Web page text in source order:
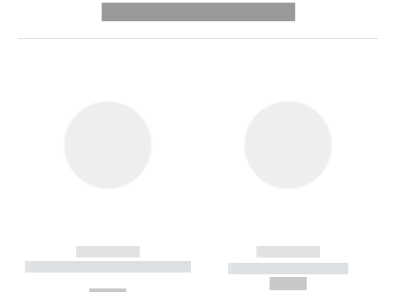
------------
----------- ----------- --------
------------
----------- -----------